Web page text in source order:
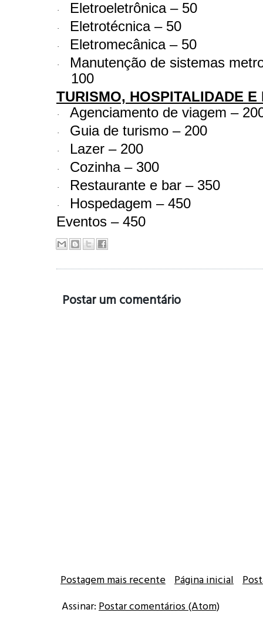
· Eletroeletrônica – 50
· Eletrotécnica – 50
· Eletromecânica – 50
·
Manutenção de sistemas
100
TURISMO, HOSPITALIDADE E
· Agenciamento de viagem –
· Guia de turismo – 200
· Lazer – 200
· Cozinha – 300
· Restaurante e bar – 350
·
Hospedagem – 450
Eventos – 450
Postar um comentário
Postagem mais recente Página inicial
Assinar: Postar comentários (Atom)